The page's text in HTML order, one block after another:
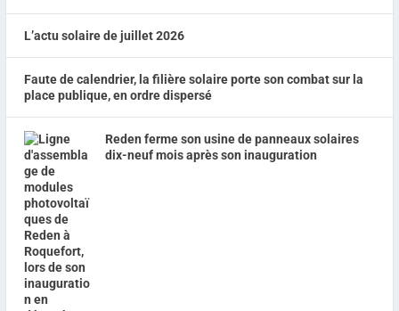
L’actu solaire de juillet 2026
Faute de calendrier, la filière solaire porte son combat sur la
place publique, en ordre dispersé
Reden ferme son usine de panneaux solaires
dix-neuf mois après son inauguration